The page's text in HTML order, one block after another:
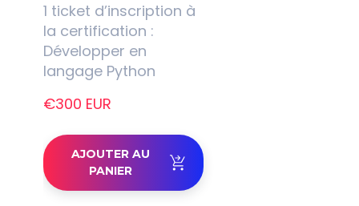
1 ticket d’inscription à
la certification :
Développer en
langage Python
€300 EUR
AJOUTER AU
PANIER